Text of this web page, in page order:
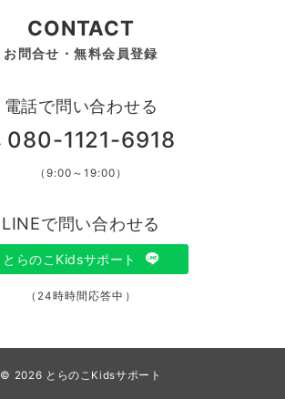
CONTACT
お問合せ・無料会員登録
電話で問い合わせる
080-1121-6918
（9:00～19:00）
LINEで問い合わせる
とらのこKidsサポート
（24時時間応答中）
© 2026 とらのこKidsサポート